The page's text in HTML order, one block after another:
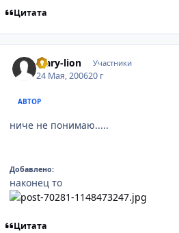
Цитата
Mary-lion Участники
24 Мая, 200620 г
АВТОР
ниче не понимаю.....
Добавлено:
наконец то
Цитата